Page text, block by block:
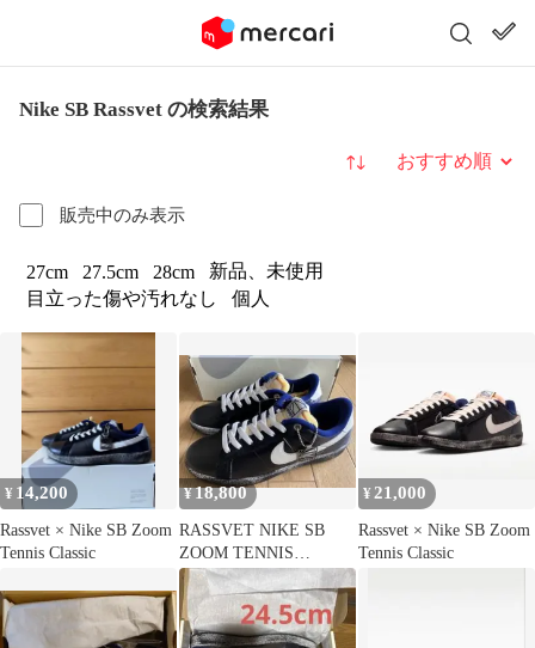
Nike SB Rassvet の検索結果
販売中のみ表示
並び替え
27cm 27.5cm 28cm
新品、未使用
目立った傷や汚れなし
個人
¥ 14,200
Rassvet × Nike SB Zoom
Tennis Classic
¥18,800
RASSVET NIKE SB
ZOOM TENNIS
CLASSIC QS
¥ 21,000
Rassvet × Nike SB Zoom
Tennis Classic